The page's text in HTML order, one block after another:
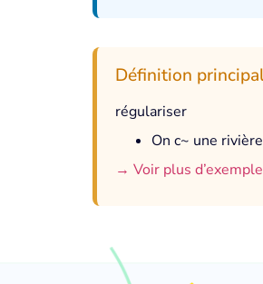
Définition
régulariser
On c~ une
→ Voir plus